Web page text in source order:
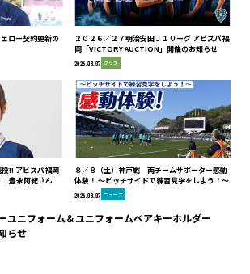
ロー契約更新の
２０２６／２７明治安田Ｊ１リーグ アビスパ福
岡「VICTORY AUCTION」開催のお知らせ
2026.08.07 グッズ
!! アビスパ福岡
豊永阿紀さん
８／８（土）神戸戦 両チームサポーター感動
体験！ ～ピッチサイドで練習見学をしよう！～
2026.08.07 ニュース
ユニフォーム＆ユニフォームベアキーホルダー
らせ